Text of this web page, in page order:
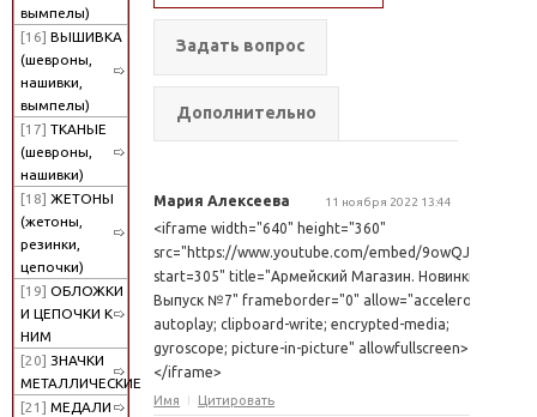
вымпелы)
[16] ВЫШИВКА
(шевроны,
нашивки,
вымпелы)
[17] ТКАНЫЕ
(шевроны,
нашивки)
[18] ЖЕТОНЫ
(жетоны,
резинки,
цепочки)
[19] ОБЛОЖКИ
И ЦЕПОЧКИ К
НИМ
[20] ЗНАЧКИ
МЕТАЛЛИЧЕСКИЕ
[21] МЕДАЛИ
Задать вопрос
Дополнительно
Мария Алексеева 11 ноября 2022 13:44
<iframe width="640" height="360"
src="https://www.youtube.com/embed/9owQJPSU2qg?
start=305" title="Армейский Магазин. Новинки.
Выпуск №7" frameborder="0" allow="accelerometer;
autoplay; clipboard-write; encrypted-media;
gyroscope; picture-in-picture" allowfullscreen>
</iframe>
Имя Цитировать